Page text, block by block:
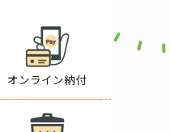
オンライン納付